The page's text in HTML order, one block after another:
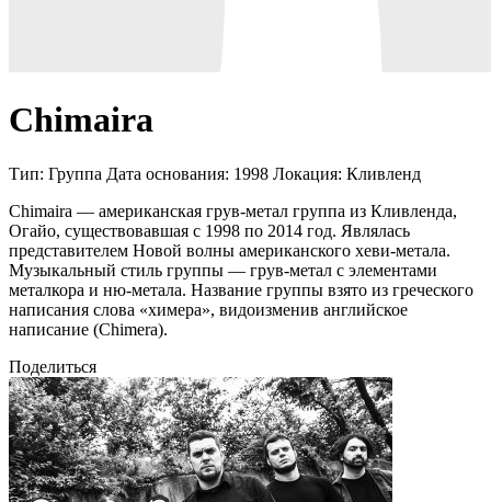
Chimaira
Тип: Группа Дата основания: 1998 Локация: Кливленд
Chimaira — американская грув-метал группа из Кливленда,
Огайо, существовавшая с 1998 по 2014 год. Являлась
представителем Новой волны американского хеви-метала.
Музыкальный стиль группы — грув-метал с элементами
металкора и ню-метала. Название группы взято из греческого
написания слова «химера», видоизменив английское
написание (Chimera).
Поделиться